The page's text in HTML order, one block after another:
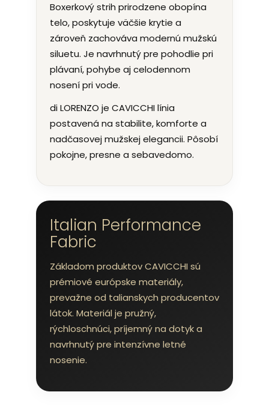
Boxerkový strih prirodzene obopína
telo, poskytuje väčšie krytie a
zároveň zachováva modernú mužskú
siluetu. Je navrhnutý pre pohodlie pri
plávaní, pohybe aj celodennom
nosení pri vode.
di LORENZO je CAVICCHI línia
postavená na stabilite, komforte a
nadčasovej mužskej elegancii. Pôsobí
pokojne, presne a sebavedomo.
Italian Performance
Fabric
Základom produktov CAVICCHI sú
prémiové európske materiály,
prevažne od talianskych producentov
látok. Materiál je pružný,
rýchloschnúci, príjemný na dotyk a
navrhnutý pre intenzívne letné
nosenie.